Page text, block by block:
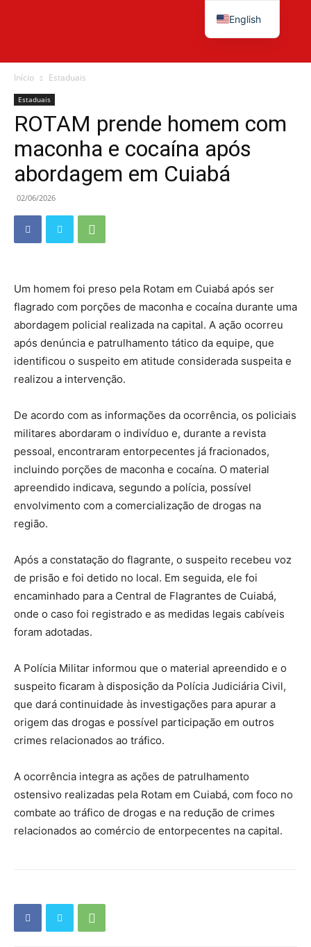
Diário
News
Início Estaduais
Estaduais
ROTAM prende homem com
maconha e cocaína após
abordagem em Cuiabá
02/06/2026
Um homem foi preso pela Rotam em Cuiabá após ser
flagrado com porções de maconha e cocaína durante uma
abordagem policial realizada na capital. A ação ocorreu
após denúncia e patrulhamento tático da equipe, que
identificou o suspeito em atitude considerada suspeita e
realizou a intervenção.
De acordo com as informações da ocorrência, os policiais
militares abordaram o indivíduo e, durante a revista
pessoal, encontraram entorpecentes já fracionados,
incluindo porções de maconha e cocaína. O material
apreendido indicava, segundo a polícia, possível
envolvimento com a comercialização de drogas na
região.
Após a constatação do flagrante, o suspeito recebeu voz
de prisão e foi detido no local. Em seguida, ele foi
encaminhado para a Central de Flagrantes de Cuiabá,
onde o caso foi registrado e as medidas legais cabíveis
foram adotadas.
A Polícia Militar informou que o material apreendido e o
suspeito ficaram à disposição da Polícia Judiciária Civil,
que dará continuidade às investigações para apurar a
origem das drogas e possível participação em outros
crimes relacionados ao tráfico.
A ocorrência integra as ações de patrulhamento
ostensivo realizadas pela Rotam em Cuiabá, com foco no
combate ao tráfico de drogas e na redução de crimes
relacionados ao comércio de entorpecentes na capital.
English